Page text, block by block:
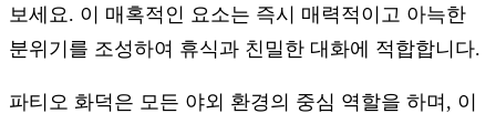
보세요. 이 매혹적인 요소는 즉시 매력적이고 아늑한
분위기를 조성하여 휴식과 친밀한 대화에 적합합니다.
파티오 화덕은 모든 야외 환경의 중심 역할을 하며, 이